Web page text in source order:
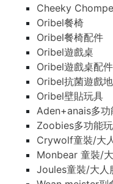
Cheeky
Oribel餐椅
Oribel餐椅配件
Oribel遊戲桌
Oribel遊戲桌配件
Oribel抗菌遊戲
Oribel壁貼玩具
Aden+anais多功
Zoobies多功能
Crywolf童裝/大
Monbear 童裝/
Joules童裝/大人